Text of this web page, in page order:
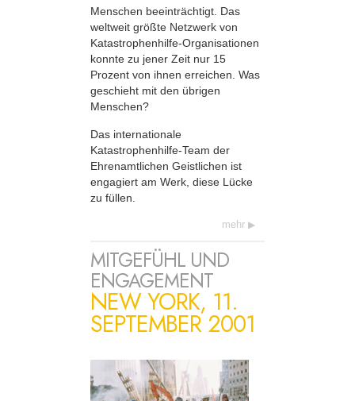
Menschen beeinträchtigt. Das
weltweit größte Netzwerk von
Katastrophenhilfe-Organisationen
konnte zu jener Zeit nur 15
Prozent von ihnen erreichen. Was
geschieht mit den übrigen
Menschen?
Das internationale
Katastrophenhilfe-Team der
Ehrenamtlichen Geistlichen ist
engagiert am Werk, diese Lücke
zu füllen.
mehr
MITGEFÜHL UND
ENGAGEMENT
NEW YORK, 11.
SEPTEMBER 2001